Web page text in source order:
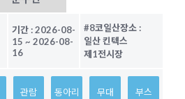
기간 :2026-08-
15 ~ 2026-08-
16
#8코일산장소 :
일산 킨텍스
제1전시장
관람
동아리
무대
부스